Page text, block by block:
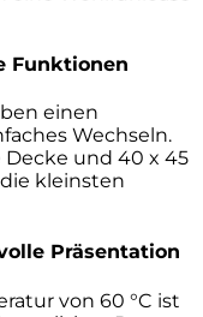
Funktionen
einen
Wechseln.
Decke und 40 x 45
kleinsten
Präsentation
von 60 °C ist